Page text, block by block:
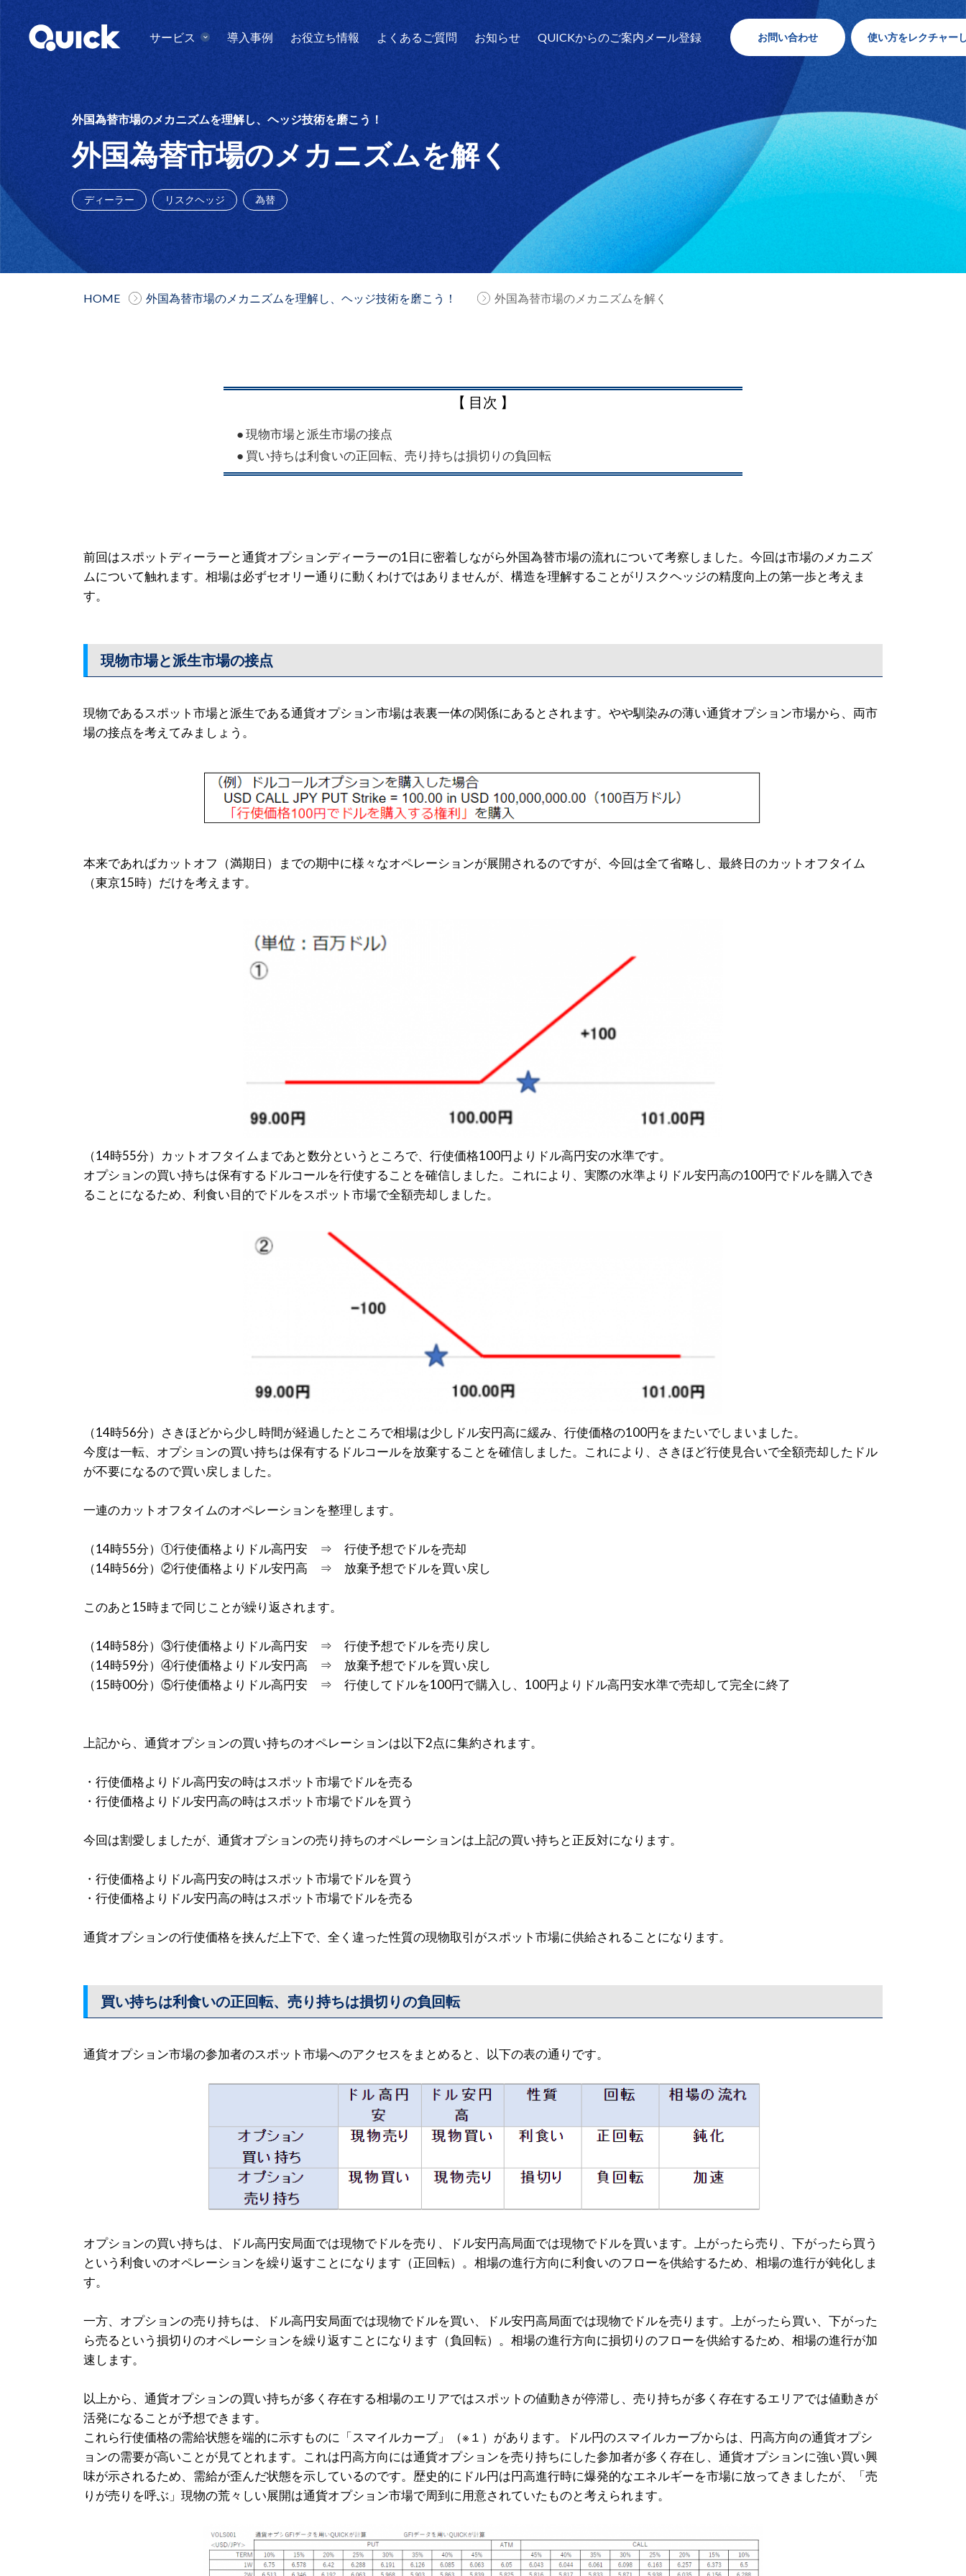
サービス 導入事例 お役立ち情報 よくあるご質問 お知らせ QUICKからのご案内メール登録 お問い合わせ 使い方をレクチャー
外国為替市場のメカニズムを理解し、ヘッジ技術を磨こう！
外国為替市場のメカニズムを解く
ディーラー リスクヘッジ 為替
HOME 外国為替市場のメカニズムを理解し、ヘッジ技術を磨こう！ 外国為替市場のメカニズムを解く
【 目次 】
● 現物市場と派生市場の接点
● 買い持ちは利食いの正回転、売り持ちは損切りの負回転
前回はスポットディーラーと通貨オプションディーラーの1日に密着しながら外国為替市場の流れについて考察しました。今回は市場のメカニズ
ムについて触れます。相場は必ずセオリー通りに動くわけではありませんが、構造を理解することがリスクヘッジの精度向上の第一歩と考えま
す。
現物市場と派生市場の接点
現物であるスポット市場と派生である通貨オプション市場は表裏一体の関係にあるとされます。やや馴染みの薄い通貨オプション市場から、両市
場の接点を考えてみましょう。
本来であればカットオフ（満期日）までの期中に様々なオペレーションが展開されるのですが、今回は全て省略し、最終日のカットオフタイム
（東京15時）だけを考えます。
（14時55分）カットオフタイムまであと数分というところで、行使価格100円よりドル高円安の水準です。
オプションの買い持ちは保有するドルコールを行使することを確信しました。これにより、実際の水準よりドル安円高の100円でドルを購入でき
ることになるため、利食い目的でドルをスポット市場で全額売却しました。
（14時56分）さきほどから少し時間が経過したところで相場は少しドル安円高に緩み、行使価格の100円をまたいでしまいました。
今度は一転、オプションの買い持ちは保有するドルコールを放棄することを確信しました。これにより、さきほど行使見合いで全額売却したドル
が不要になるので買い戻しました。
一連のカットオフタイムのオペレーションを整理します。
（14時55分）①行使価格よりドル高円安 ⇒ 行使予想でドルを売却
（14時56分）②行使価格よりドル安円高 ⇒ 放棄予想でドルを買い戻し
このあと15時まで同じことが繰り返されます。
（14時58分）③行使価格よりドル高円安 ⇒ 行使予想でドルを売り戻し
（14時59分）④行使価格よりドル安円高 ⇒ 放棄予想でドルを買い戻し
（15時00分）⑤行使価格よりドル高円安 ⇒ 行使してドルを100円で購入し、100円よりドル高円安水準で売却して完全に終了
上記から、通貨オプションの買い持ちのオペレーションは以下2点に集約されます。
・行使価格よりドル高円安の時はスポット市場でドルを売る
・行使価格よりドル安円高の時はスポット市場でドルを買う
今回は割愛しましたが、通貨オプションの売り持ちのオペレーションは上記の買い持ちと正反対になります。
・行使価格よりドル高円安の時はスポット市場でドルを買う
・行使価格よりドル安円高の時はスポット市場でドルを売る
通貨オプションの行使価格を挟んだ上下で、全く違った性質の現物取引がスポット市場に供給されることになります。
買い持ちは利食いの正回転、売り持ちは損切りの負回転
通貨オプション市場の参加者のスポット市場へのアクセスをまとめると、以下の表の通りです。
オプションの買い持ちは、ドル高円安局面では現物でドルを売り、ドル安円高局面では現物でドルを買います。上がったら売り、下がったら買う
という利食いのオペレーションを繰り返すことになります（正回転）。相場の進行方向に利食いのフローを供給するため、相場の進行が鈍化しま
す。
一方、オプションの売り持ちは、ドル高円安局面では現物でドルを買い、ドル安円高局面では現物でドルを売ります。上がったら買い、下がった
ら売るという損切りのオペレーションを繰り返すことになります（負回転）。相場の進行方向に損切りのフローを供給するため、相場の進行が加
速します。
以上から、通貨オプションの買い持ちが多く存在する相場のエリアではスポットの値動きが停滞し、売り持ちが多く存在するエリアでは値動きが
活発になることが予想できます。
これら行使価格の需給状態を端的に示すものに「スマイルカーブ」（※１）があります。ドル円のスマイルカーブからは、円高方向の通貨オプシ
ョンの需要が高いことが見てとれます。これは円高方向には通貨オプションを売り持ちにした参加者が多く存在し、通貨オプションに強い買い興
味が示されるため、需給が歪んだ状態を示しているのです。歴史的にドル円は円高進行時に爆発的なエネルギーを市場に放ってきましたが、「売
りが売りを呼ぶ」現物の荒々しい展開は通貨オプション市場で周到に用意されていたものと考えられます。